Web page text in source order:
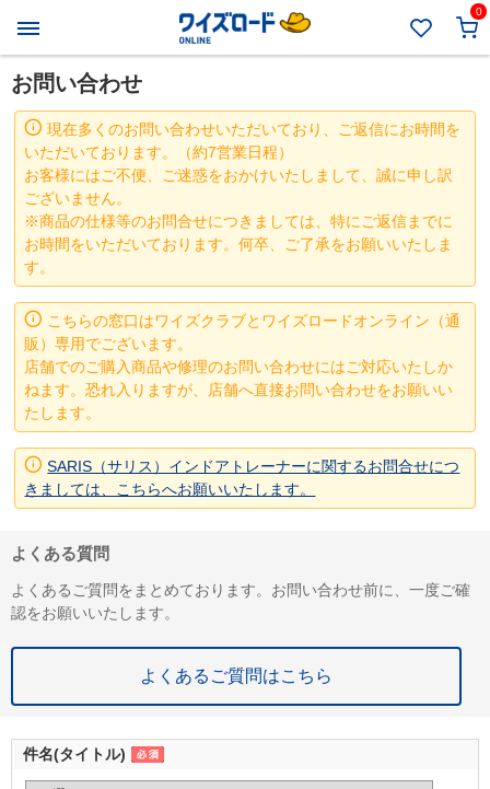
0
お問い合わせ
現在多くのお問い合わせいただいており、ご返信にお時間を
いただいております。（約7営業日程）
お客様にはご不便、ご迷惑をおかけいたしまして、誠に申し訳
ございません。
※商品の仕様等のお問合せにつきましては、特にご返信までに
お時間をいただいております。何卒、ご了承をお願いいたしま
す。
こちらの窓口はワイズクラブとワイズロードオンライン（通
販）専用でございます。
店舗でのご購入商品や修理のお問い合わせにはご対応いたしか
ねます。恐れ入りますが、店舗へ直接お問い合わせをお願いい
たします。
SARIS（サリス）インドアトレーナーに関するお問合せにつ
きましては、こちらへお願いいたします。
よくある質問
よくあるご質問をまとめております。お問い合わせ前に、一度ご確
認をお願いいたします。
よくあるご質問はこちら
件名(タイトル)